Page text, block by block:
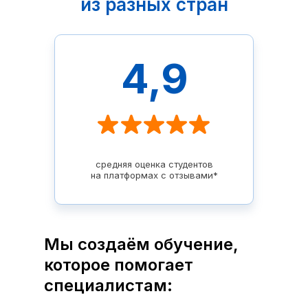
из разных стран
Мы создаём обучение,
которое помогает
специалистам:
средняя оценка студентов
на платформах с отзывами*
4,9